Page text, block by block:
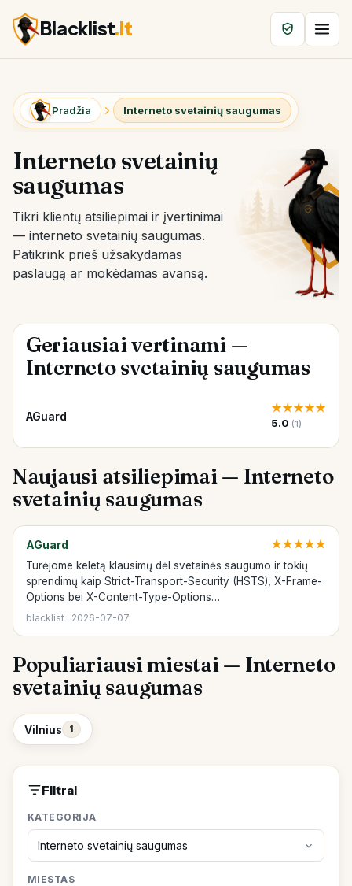
Blacklist.lt
Pradžia Interneto svetainių saugumas
Interneto svetainių
saugumas
Tikri klientų atsiliepimai ir įvertinimai
— interneto svetainių saugumas.
Patikrink prieš užsakydamas
paslaugą ar mokėdamas avansą.
Geriausiai vertinami —
Interneto svetainių saugumas
AGuard
★★★★★
5.0 (1)
Naujausi atsiliepimai — Interneto
svetainių saugumas
AGuard ★★★★★
Turėjome keletą klausimų dėl svetainės saugumo ir tokių
sprendimų kaip Strict-Transport-Security (HSTS), X-Frame-
Options bei X-Content-Type-Options…
blacklist · 2026-07-07
Populiariausi miestai — Interneto
svetainių saugumas
Vilnius 1
Filtrai
KATEGORIJA
MIESTAS